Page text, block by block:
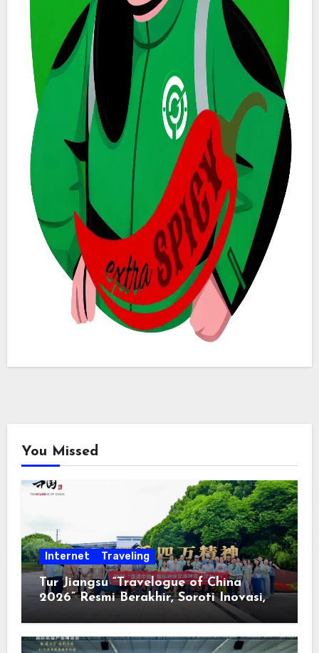
You Missed
Internet Traveling
Tur Jiangsu “Travelogue of China
2026” Resmi Berakhir, Soroti Inovasi,
Keterbukaan, dan Pembangunan
Berorientasi pada Masyarakat